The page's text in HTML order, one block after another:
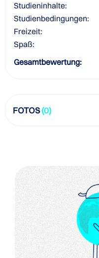
Studieninhalte:
Studienbedingungen:
Freizeit:
Spaß:
Gesamtbewertung:
FOTOS(0)